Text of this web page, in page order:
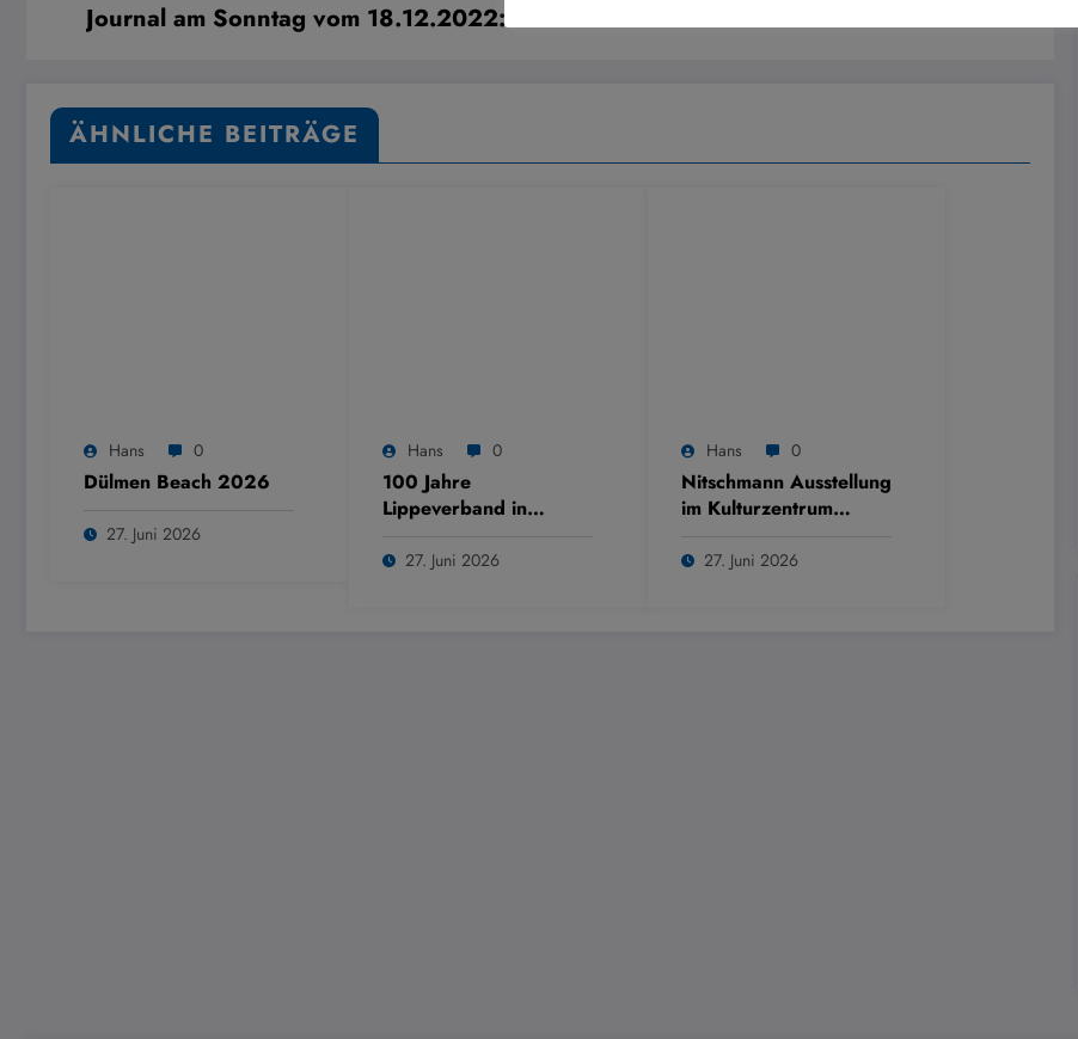
Journal am Sonntag vom 18.12.2022: Visbecker Leuchten
ÄHNLICHE BEITRÄGE
Hans 0
Dülmen Beach 2026
27. Juni 2026
Hans 0
100 Jahre
Lippeverband in
27. Juni 2026
Hans 0
Nitschmann Ausstellung
im Kulturzentrum
27. Juni 2026